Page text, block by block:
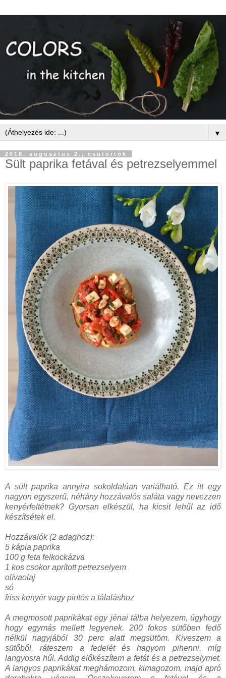
▼
2018. augusztus 2., csütörtök
Sült paprika fetával és petrezselyemmel
A sült paprika annyira sokoldalúan variálható. Ez itt egy
nagyon egyszerű, néhány hozzávalós saláta vagy nevezzen
kenyérfeltétnek? Gyorsan elkészül, ha kicsit lehűl az idő
készítsétek el.
Hozzávalók (2 adaghoz):
5 kápia paprika
100 g feta felkockázva
1 kos csokor aprított petrezselyem
olívaolaj
só
friss kenyér vagy pirítós a tálaláshoz
A megmosott paprikákat egy jénai tálba helyezem, úgyhogy
hogy egymás mellett legyenek. 200 fokos sütőben fedő
nélkül nagyjából 30 perc alatt megsütöm. Kiveszem a
sütőből, ráteszem a fedelét és hagyom pihenni, míg
langyosra hűl. Addig előkészítem a fetát és a petrezselymet.
A langyos paprikákat meghámozom, kimagozom, majd apró